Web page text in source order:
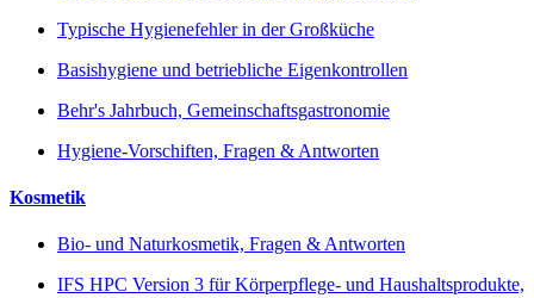
Typische Hygienefehler in der Großküche
Basishygiene und betriebliche Eigenkontrollen
Behr's Jahrbuch, Gemeinschaftsgastronomie
Hygiene-Vorschiften, Fragen & Antworten
Kosmetik
Bio- und Naturkosmetik, Fragen & Antworten
IFS HPC Version 3 für Körperpflege- und Haushaltsprodukte,